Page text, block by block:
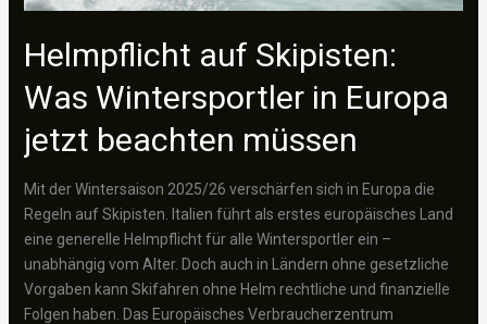
Helmpflicht auf Skipisten:
Was Wintersportler in Europa
jetzt beachten müssen
Mit der Wintersaison 2025/26 verschärfen sich in Europa die
Regeln auf Skipisten. Italien führt als erstes europäisches Land
eine generelle Helmpflicht für alle Wintersportler ein –
unabhängig vom Alter. Doch auch in Ländern ohne gesetzliche
Vorgaben kann Skifahren ohne Helm rechtliche und finanzielle
Folgen haben. Das Europäisches Verbraucherzentrum